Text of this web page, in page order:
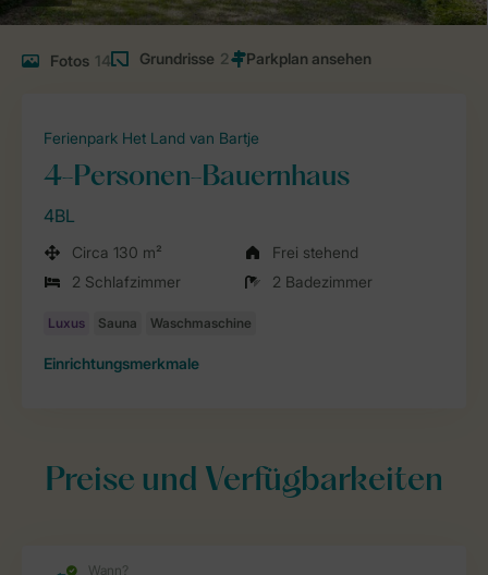
Fotos 14 Grundrisse 2
Ferienpark Het Land van Bartje
4-Personen-Bauernhaus
4BL
Circa 130 m²
Frei stehend
2 Schlafzimmer
2 Badezimmer
Einrichtungsmerkmale
Preise und Verfügbarkeiten